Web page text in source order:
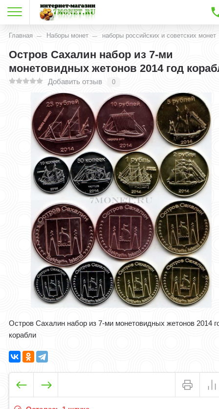
Главная Наборы монет наборы российских и советских монет
Остров Сахалин набор из 7-ми
монетовидных жетонов 2014 год
Добавить отзыв 0
Остров Сахалин набор из 7-ми монетовидных жетонов 2014
корабли